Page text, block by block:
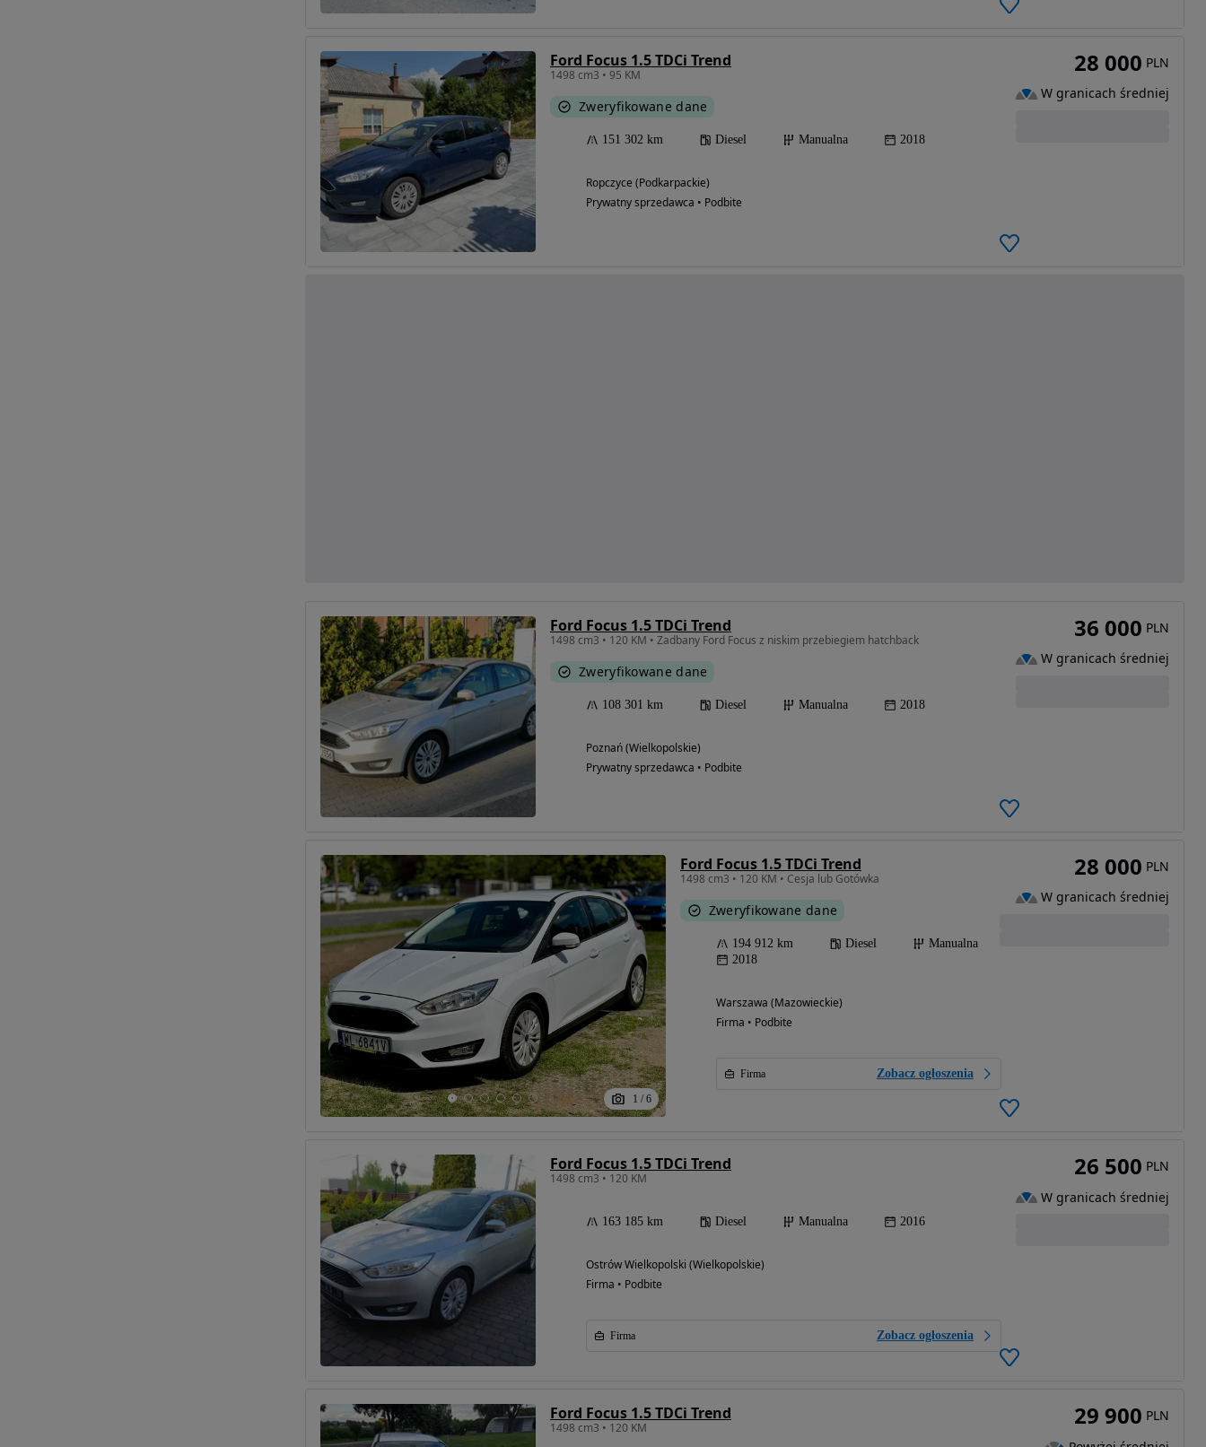
Ford Focus 1.5 TDCi Trend
1498 cm3 • 95 KM
Zweryfikowane dane
151 302 km Diesel Manualna 2018
Ropczyce (Podkarpackie)
Prywatny sprzedawca • Podbite
28 000 PLN
W granicach średniej
Ford Focus 1.5 TDCi Trend
1498 cm3 • 120 KM • Zadbany Ford Focus z niskim przebiegiem hatchback
Zweryfikowane dane
108 301 km Diesel Manualna 2018
Poznań (Wielkopolskie)
Prywatny sprzedawca • Podbite
36 000 PLN
W granicach średniej
1 / 6
Ford Focus 1.5 TDCi Trend
1498 cm3 • 120 KM • Cesja lub Gotówka
Zweryfikowane dane
194 912 km Diesel
Manualna
2018
Warszawa (Mazowieckie)
Firma • Podbite
Firma Zobacz ogłoszenia
28 000 PLN
W granicach średniej
Ford Focus 1.5 TDCi Trend
1498 cm3 • 120 KM
163 185 km Diesel Manualna 2016
Ostrów Wielkopolski (Wielkopolskie)
Firma • Podbite
Firma Zobacz ogłoszenia
26 500 PLN
W granicach średniej
Ford Focus 1.5 TDCi Trend
1498 cm3 • 120 KM 29 900 PLN